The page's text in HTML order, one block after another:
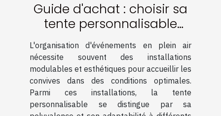
Guide d'achat : choisir sa
tente personnalisable
pour événements
L'organisation d'événements en plein air
nécessite souvent des installations
modulables et esthétiques pour accueillir les
convives dans des conditions optimales.
Parmi ces installations, la tente
personnalisable se distingue par sa